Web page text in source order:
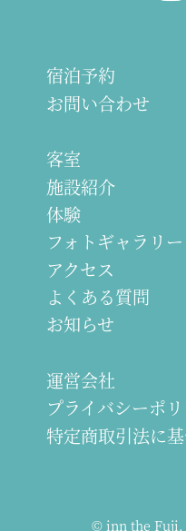
宿泊予約
お問い合わせ
客室
施設紹介
体験
フォトギャラリー
アクセス
よくある質問
お知らせ
運営会社
プライバシーポ
特定商取引法に
© inn the Fuji.